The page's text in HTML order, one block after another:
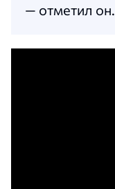
— отметил он.